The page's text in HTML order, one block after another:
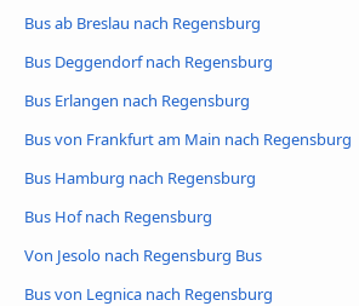
Bus ab Breslau nach Regensburg
Bus Deggendorf nach Regensburg
Bus Erlangen nach Regensburg
Bus von Frankfurt am Main nach Regensburg
Bus Hamburg nach Regensburg
Bus Hof nach Regensburg
Von Jesolo nach Regensburg Bus
Bus von Legnica nach Regensburg